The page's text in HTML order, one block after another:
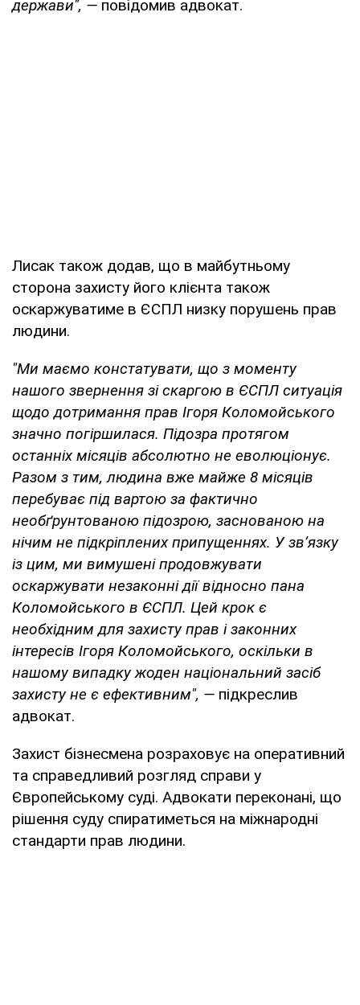
держави", — повідомив адвокат.
Лисак також додав, що в майбутньому
сторона захисту його клієнта також
оскаржуватиме в ЄСПЛ низку порушень прав
людини.
"Ми маємо констатувати, що з моменту
нашого звернення зі скаргою в ЄСПЛ ситуація
щодо дотримання прав Ігоря Коломойського
значно погіршилася. Підозра протягом
останніх місяців абсолютно не еволюціонує.
Разом з тим, людина вже майже 8 місяців
перебуває під вартою за фактично
необґрунтованою підозрою, заснованою на
нічим не підкріплених припущеннях. У зв’язку
із цим, ми вимушені продовжувати
оскаржувати незаконні дії відносно пана
Коломойського в ЄСПЛ. Цей крок є
необхідним для захисту прав і законних
інтересів Ігоря Коломойського, оскільки в
нашому випадку жоден національний засіб
захисту не є ефективним", — підкреслив
адвокат.
Захист бізнесмена розраховує на оперативний
та справедливий розгляд справи у
Європейському суді. Адвокати переконані, що
рішення суду спиратиметься на міжнародні
стандарти прав людини.